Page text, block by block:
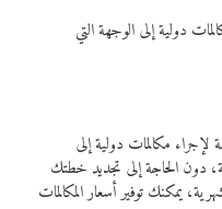
مكالمات دولية إلى الوجهة التي
لإجراء مكالمات دولية إلى
دون الحاجة إلى تجديد خطتك
يمكنك توفير أسعار المكالمات